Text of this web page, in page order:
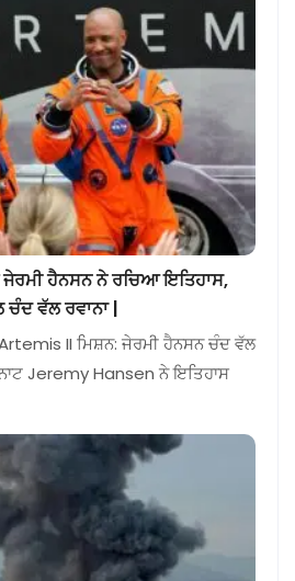
ਹੈਨਸਨ ਨੇ ਰਚਿਆ ਇਤਿਹਾਸ,
ਵੱਲ ਰਵਾਨਾ |
II ਮਿਸ਼ਨ: ਜੇਰਮੀ ਹੈਨਸਨ ਚੰਦ ਵੱਲ
Jeremy Hansen ਨੇ ਇਤਿਹਾਸ